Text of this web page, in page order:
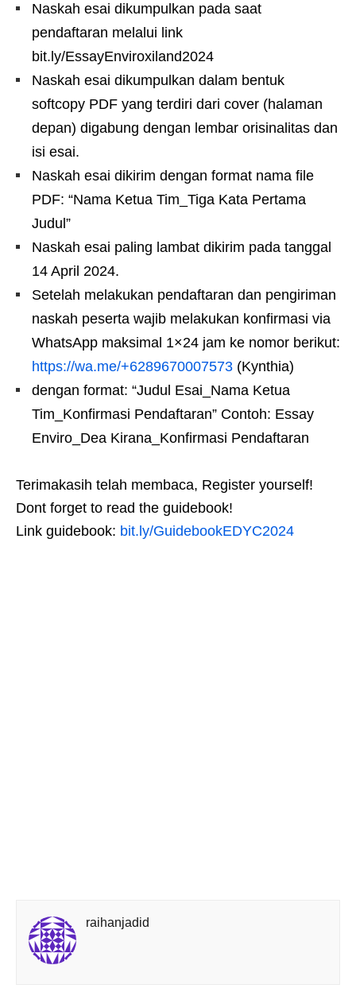
Naskah esai dikumpulkan pada saat
pendaftaran melalui link
bit.ly/EssayEnviroxiland2024
Naskah esai dikumpulkan dalam bentuk
softcopy PDF yang terdiri dari cover (halaman
depan) digabung dengan lembar orisinalitas dan
isi esai.
Naskah esai dikirim dengan format nama file
PDF: “Nama Ketua Tim_Tiga Kata Pertama
Judul”
Naskah esai paling lambat dikirim pada tanggal
14 April 2024.
Setelah melakukan pendaftaran dan pengiriman
naskah peserta wajib melakukan konfirmasi via
WhatsApp maksimal 1×24 jam ke nomor berikut:
https://wa.me/+6289670007573 (Kynthia)
dengan format: “Judul Esai_Nama Ketua
Tim_Konfirmasi Pendaftaran” Contoh: Essay
Enviro_Dea Kirana_Konfirmasi Pendaftaran
Terimakasih telah membaca, Register yourself!
Dont forget to read the guidebook!
Link guidebook: bit.ly/GuidebookEDYC2024
raihanjadid